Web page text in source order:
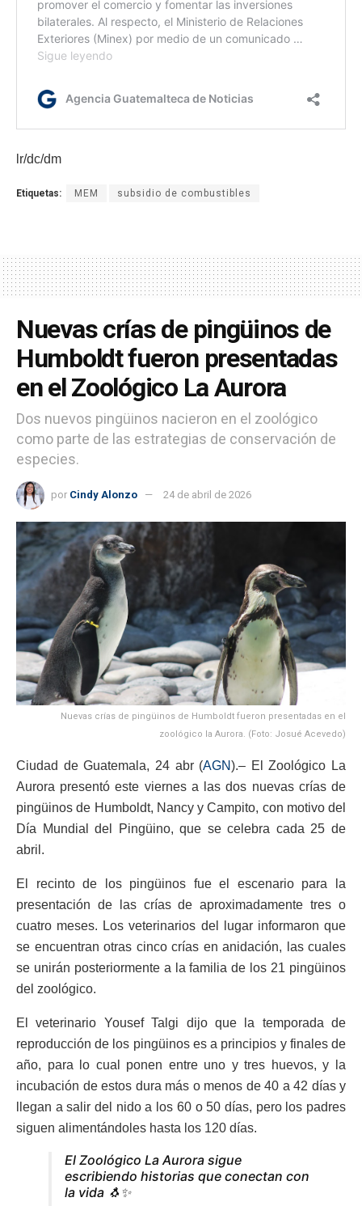
lr/dc/dm
Etiquetas: MEM subsidio de combustibles
Nuevas crías de pingüinos de
Humboldt fueron presentadas
en el Zoológico La Aurora
Dos nuevos pingüinos nacieron en el zoológico
como parte de las estrategias de conservación de
especies.
por Cindy Alonzo 24 de abril de 2026
Nuevas crías de pingüinos de Humboldt fueron presentadas en el
zoológico la Aurora. (Foto: Josué Acevedo)
Ciudad de Guatemala, 24 abr (AGN ).– El Zoológico La
Aurora presentó este viernes a las dos nuevas crías de
pingüinos de Humboldt, Nancy y Campito, con motivo del
Día Mundial del Pingüino, que se celebra cada 25 de
abril.
El recinto de los pingüinos fue el escenario para la
presentación de las crías de aproximadamente tres o
cuatro meses. Los veterinarios del lugar informaron que
se encuentran otras cinco crías en anidación, las cuales
se unirán posteriormente a la familia de los 21 pingüinos
del zoológico.
El veterinario Yousef Talgi dijo que la temporada de
reproducción de los pingüinos es a principios y finales de
año, para lo cual ponen entre uno y tres huevos, y la
incubación de estos dura más o menos de 40 a 42 días y
llegan a salir del nido a los 60 o 50 días, pero los padres
siguen alimentándoles hasta los 120 días.
El Zoológico La Aurora sigue
escribiendo historias que conectan con
la vida 🐧✨